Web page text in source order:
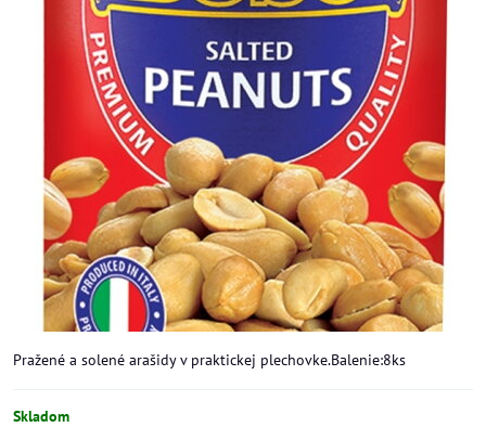
Pražené a solené arašidy v praktickej plechovke.Balenie:8ks
Skladom